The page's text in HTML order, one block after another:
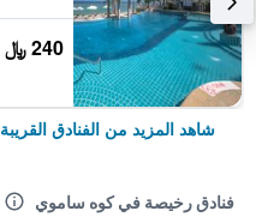
240 ﷼
شاهد المزيد من الفنادق القريبة
فنادق رخيصة في كوه ساموي